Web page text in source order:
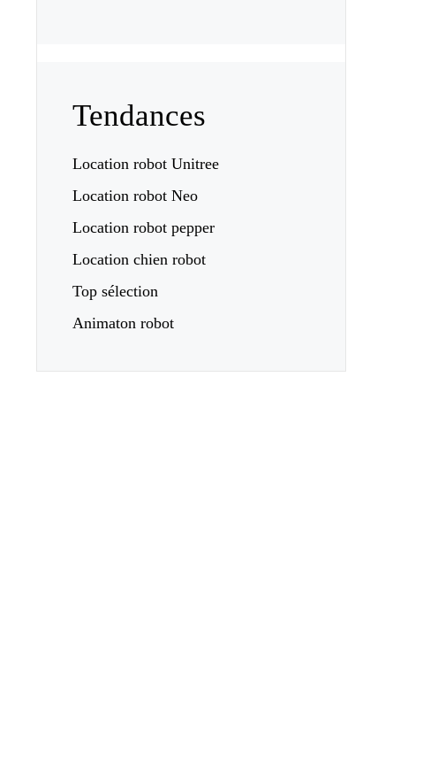
Tendances
Location robot Unitree
Location robot Neo
Location robot pepper
Location chien robot
Top sélection
Animaton robot